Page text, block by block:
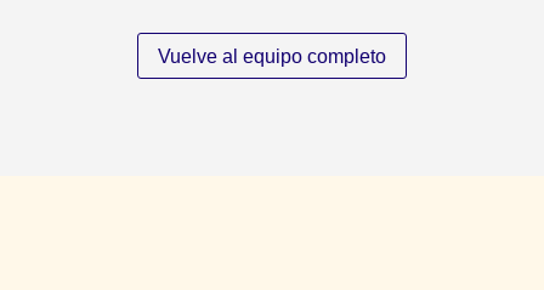
Vuelve al equipo completo